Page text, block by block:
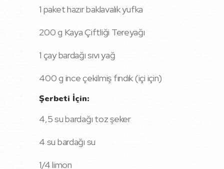
1 paket hazır baklavalık yufka
200 g Kaya Çiftliği Tereyağı
1 çay bardağı sıvı yağ
400 g ince çekilmiş fındık (içi için)
Şerbeti İçin:
4,5 su bardağı toz şeker
4 su bardağı su
1/4 limon